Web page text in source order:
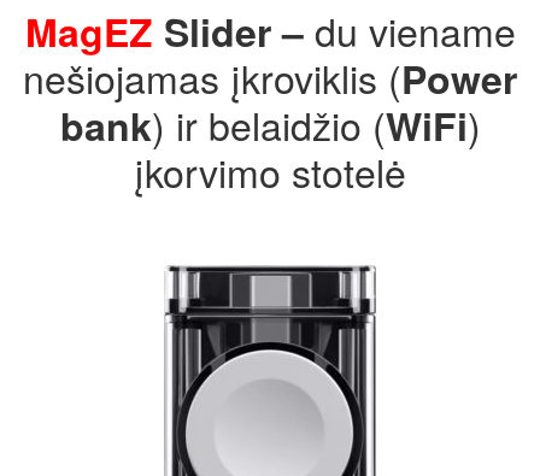
MagEZ Slider –du viename
nešiojamas įkroviklis (Power
bank) ir belaidžio (WiFi)
įkorvimo stotelė